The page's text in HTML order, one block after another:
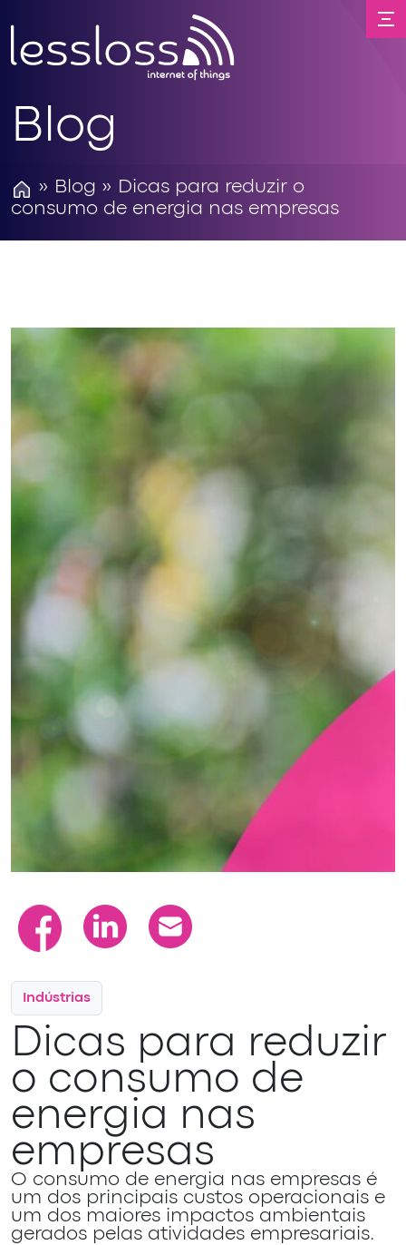
Blog
» Blog » Dicas para reduzir o
consumo de energia nas empresas
Indústrias
Dicas para reduzir
o consumo de
energia nas
empresas
O consumo de energia nas empresas é
um dos principais custos operacionais e
um dos maiores impactos ambientais
gerados pelas atividades empresariais.